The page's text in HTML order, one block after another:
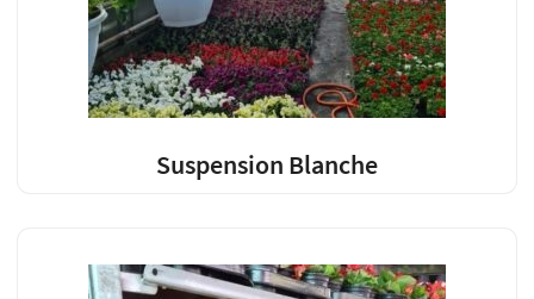
Suspension Blanche